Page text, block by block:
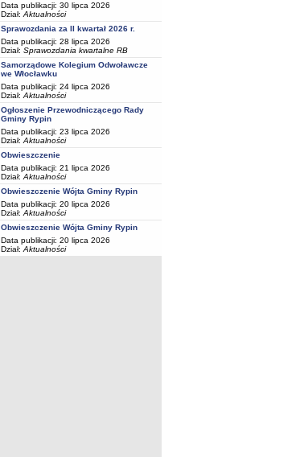
Data publikacji: 30 lipca 2026
Dział: Aktualności
Sprawozdania za II kwartał 2026 r.
Data publikacji: 28 lipca 2026
Dział: Sprawozdania kwartalne RB
Samorządowe Kolegium Odwoławcze
we Włocławku
Data publikacji: 24 lipca 2026
Dział: Aktualności
Ogłoszenie Przewodniczącego Rady
Gminy Rypin
Data publikacji: 23 lipca 2026
Dział: Aktualności
Obwieszczenie
Data publikacji: 21 lipca 2026
Dział: Aktualności
Obwieszczenie Wójta Gminy Rypin
Data publikacji: 20 lipca 2026
Dział: Aktualności
Obwieszczenie Wójta Gminy Rypin
Data publikacji: 20 lipca 2026
Dział: Aktualności